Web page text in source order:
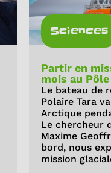
Sciences
Partir en
mois au
Le bateau de
Polaire Tara
Arctique
Le chercheur
Maxime
bord, nous
mission